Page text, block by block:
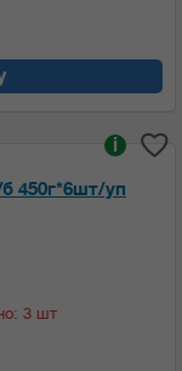
450г*6шт/уп
i
3 шт